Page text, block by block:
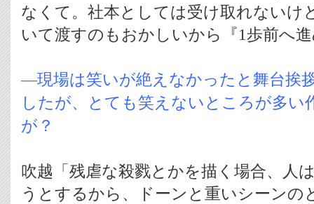
なくて。社本としては受け取れないけ
いて渡すのもおかしいから『1歩前へ
―現場は笑いが絶えなかったと舞台挨
したが、とても笑えないところが多い
が？
吹越「残虐な殺戮とかを描く場合、人
うとするから、ドーンと重いシーンの